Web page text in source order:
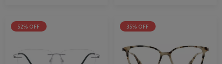
52% OFF 35% OFF